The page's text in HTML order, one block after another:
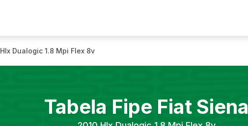
Hlx Dualogic 1.8 Mpi Flex 8v
Tabela Fipe Fiat Siena